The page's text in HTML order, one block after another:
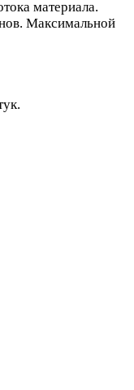
материала.
Максимальной